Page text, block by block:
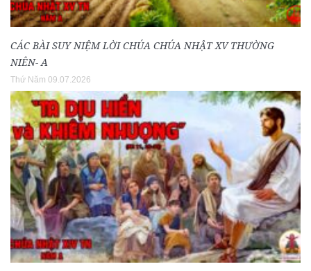
CÁC BÀI SUY NIỆM LỜI CHÚA CHÚA NHẬT XV THƯỜNG
NIÊN- A
Thứ Năm 09.07.2026